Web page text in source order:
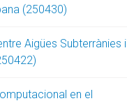
(250430)
Aigües Subterrànies i
en el